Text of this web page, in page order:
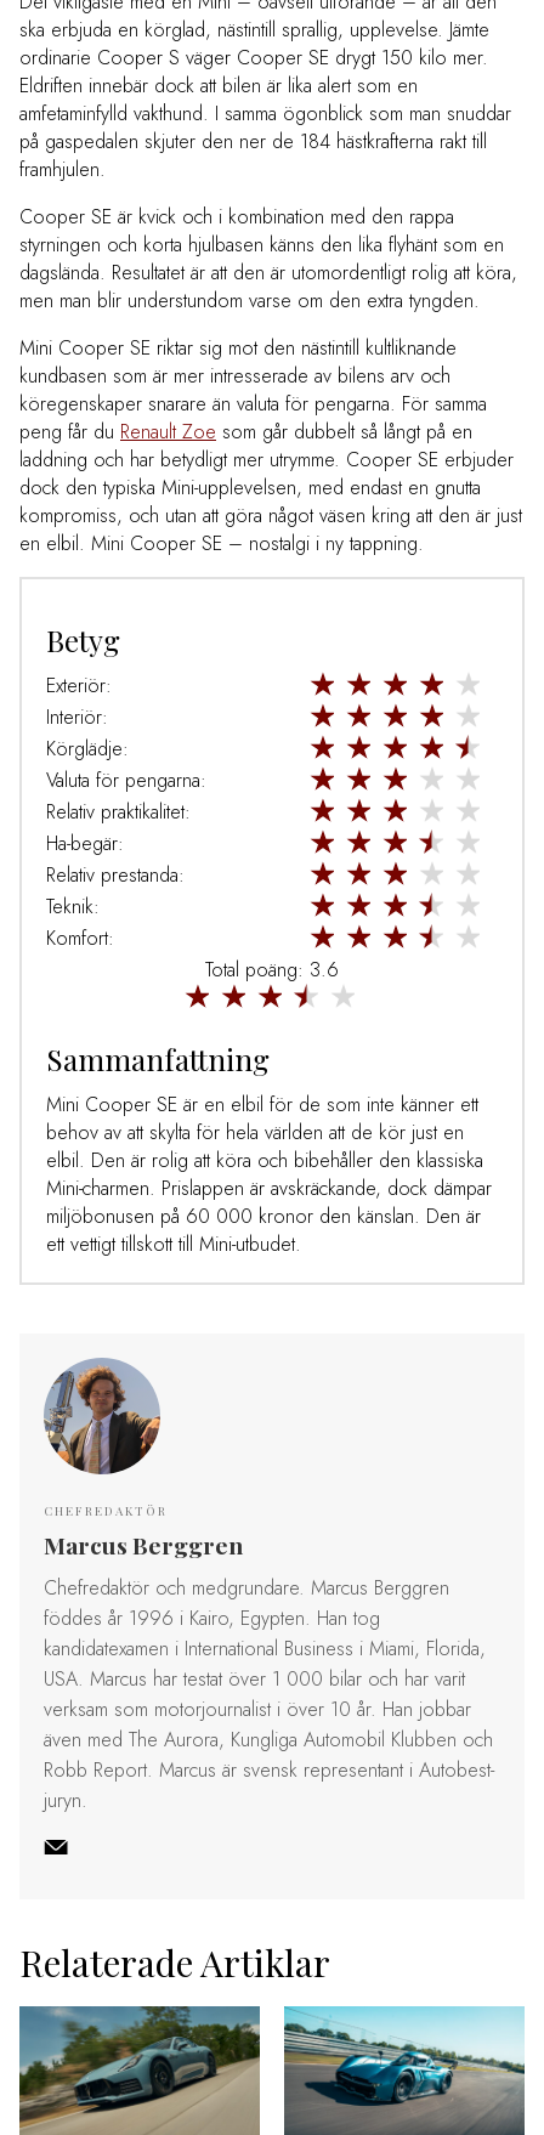
ska erbjuda en körglad, nästintill sprallig, upplevelse. Jämte
ordinarie Cooper S väger Cooper SE drygt 150 kilo mer.
Eldriften innebär dock att bilen är lika alert som en
amfetaminfylld vakthund. I samma ögonblick som man snuddar
på gaspedalen skjuter den ner de 184 hästkrafterna rakt till
framhjulen.
Cooper SE är kvick och i kombination med den rappa
styrningen och korta hjulbasen känns den lika flyhänt som en
dagslända. Resultatet är att den är utomordentligt rolig att köra,
men man blir understundom varse om den extra tyngden.
Mini Cooper SE riktar sig mot den nästintill kultliknande
kundbasen som är mer intresserade av bilens arv och
köregenskaper snarare än valuta för pengarna. För samma
peng får du Renault Zoe som går dubbelt så långt på en
laddning och har betydligt mer utrymme. Cooper SE erbjuder
dock den typiska Mini-upplevelsen, med endast en gnutta
kompromiss, och utan att göra något väsen kring att den är just
en elbil. Mini Cooper SE – nostalgi i ny tappning.
Betyg
Exteriör:
Interiör:
Körglädje:
Valuta för pengarna:
Relativ praktikalitet:
Ha-begär:
Relativ prestanda:
Teknik:
Komfort:
Total poäng: 3.6
Sammanfattning
Mini Cooper SE är en elbil för de som inte känner ett
behov av att skylta för hela världen att de kör just en
elbil. Den är rolig att köra och bibehåller den klassiska
Mini-charmen. Prislappen är avskräckande, dock dämpar
miljöbonusen på 60 000 kronor den känslan. Den är
ett vettigt tillskott till Mini-utbudet.
CHEFREDAKTÖR
Marcus Berggren
Chefredaktör och medgrundare. Marcus Berggren
föddes år 1996 i Kairo, Egypten. Han tog
kandidatexamen i International Business i Miami, Florida,
USA. Marcus har testat över 1 000 bilar och har varit
verksam som motorjournalist i över 10 år. Han jobbar
även med The Aurora, Kungliga Automobil Klubben och
Robb Report. Marcus är svensk representant i Autobest-
juryn.
Relaterade Artiklar